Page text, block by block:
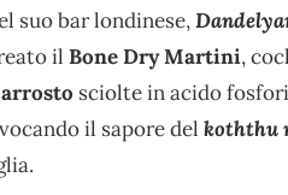
suo bar londinese,
il Bone Dry Martini,
sciolte in acido
il sapore del koththu